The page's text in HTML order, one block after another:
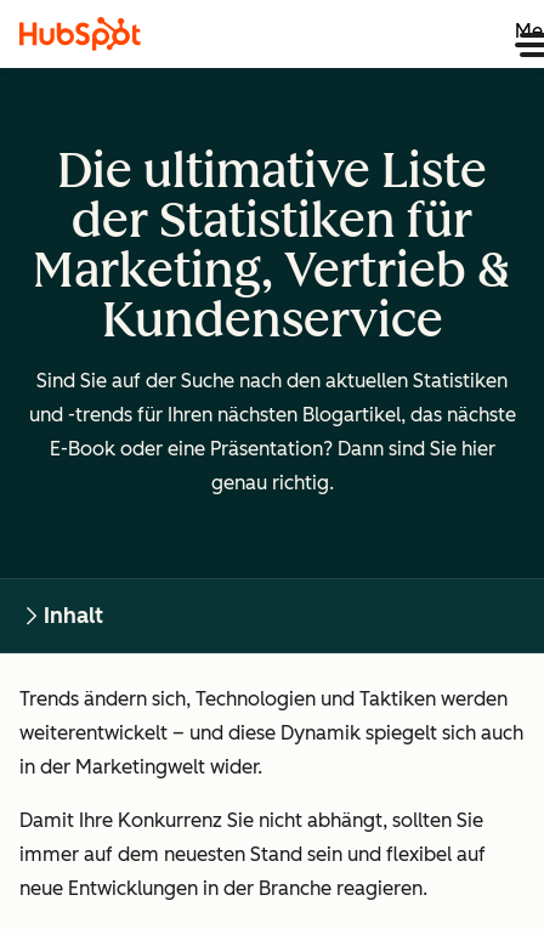
Die ultimative Liste
der Statistiken für
Marketing, Vertrieb &
Kundenservice
Sind Sie auf der Suche nach den aktuellen Statistiken
und -trends für Ihren nächsten Blogartikel, das nächste
E-Book oder eine Präsentation? Dann sind Sie hier
genau richtig.
Inhalt
Trends ändern sich, Technologien und Taktiken werden
weiterentwickelt – und diese Dynamik spiegelt sich auch
in der Marketingwelt wider.
Damit Ihre Konkurrenz Sie nicht abhängt, sollten Sie
immer auf dem neuesten Stand sein und flexibel auf
neue Entwicklungen in der Branche reagieren.